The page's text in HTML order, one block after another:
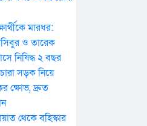
মারধর:
ও তারেক
নিষিদ্ধ ২ বছর
সড়ক নিয়ে
ক্ষোভ, দ্রুত
থেকে বহিস্কার